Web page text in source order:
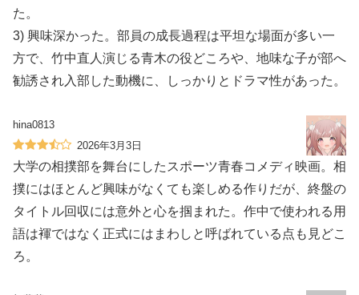
た。
3) 興味深かった。部員の成長過程は平坦な場面が多い一
方で、竹中直人演じる青木の役どころや、地味な子が部へ
勧誘され入部した動機に、しっかりとドラマ性があった。
hina0813
2026年3月3日
大学の相撲部を舞台にしたスポーツ青春コメディ映画。相
撲にはほとんど興味がなくても楽しめる作りだが、終盤の
タイトル回収には意外と心を掴まれた。作中で使われる用
語は褌ではなく正式にはまわしと呼ばれている点も見どこ
ろ。